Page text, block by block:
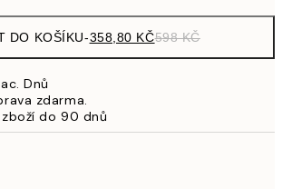
DO KOŠÍKU-358,80 KČ598 KČ
Dnů
zdarma.
do 90 dnů